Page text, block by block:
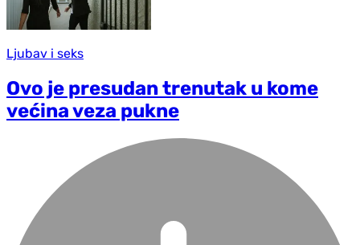
Ljubav i seks
Ovo je presudan trenutak u kome
većina veza pukne